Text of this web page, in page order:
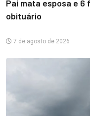
Pai mata esposa e
obituário
7 de agosto de 2026